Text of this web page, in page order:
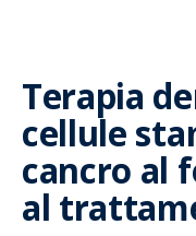
Terapia
cellule
cancro al
al